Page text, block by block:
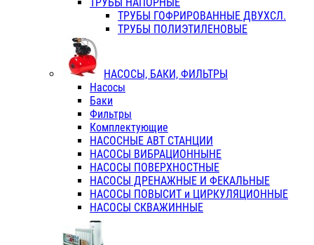
ТРУБЫ ГОФРИРОВАННЫЕ ДВУХСЛ.
ТРУБЫ ПОЛИЭТИЛЕНОВЫЕ
НАСОСЫ, БАКИ, ФИЛЬТРЫ
Насосы
Баки
Фильтры
Комплектующие
НАСОСНЫЕ АВТ СТАНЦИИ
НАСОСЫ ВИБРАЦИОННЫНЕ
НАСОСЫ ПОВЕРХНОСТНЫЕ
НАСОСЫ ДРЕНАЖНЫЕ И ФЕКАЛЬНЫЕ
НАСОСЫ ПОВЫСИТ и ЦИРКУЛЯЦИОННЫЕ
НАСОСЫ СКВАЖИННЫЕ